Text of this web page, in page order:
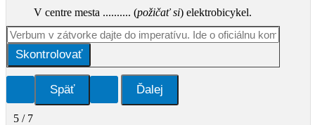
V centre mesta .......... (požičať si) elektrobicykel.
Skontrolovať
5 / 7